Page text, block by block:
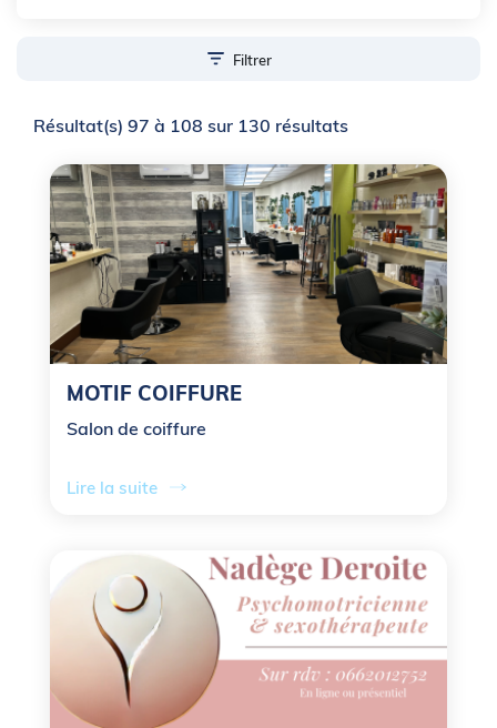
Filtrer
Résultat(s) 97 à 108 sur 130 résultats
MOTIF COIFFURE
Salon de coiffure
Lire la suite